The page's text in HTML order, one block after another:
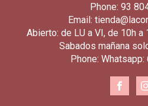
Phone: 93
Email:
Abierto: de LU a VI, de 10h a
Sabados mañana
Phone: